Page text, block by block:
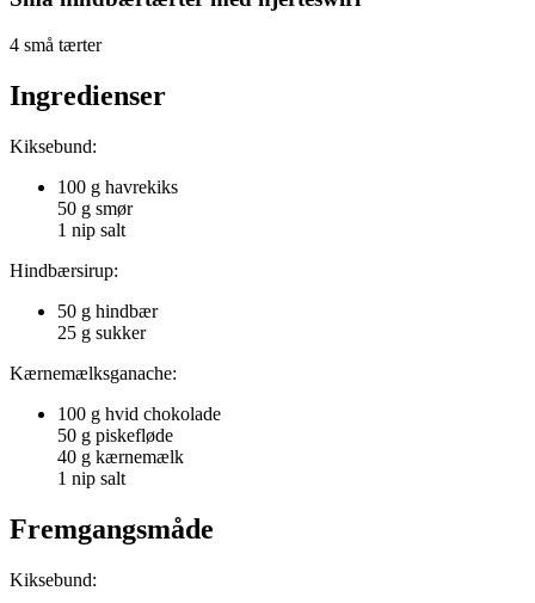
4 små tærter
Ingredienser
Kiksebund:
100 g havrekiks
50 g smør
1 nip salt
Hindbærsirup:
50 g hindbær
25 g sukker
Kærnemælksganache:
100 g hvid chokolade
50 g piskefløde
40 g kærnemælk
1 nip salt
Fremgangsmåde
Kiksebund: